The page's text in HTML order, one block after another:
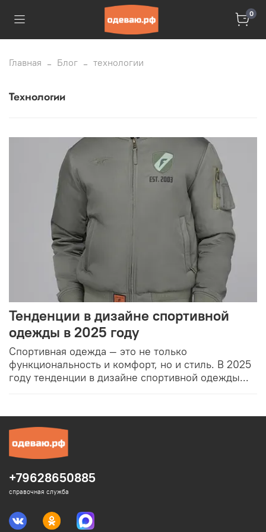
0
Главная Блог технологии
технологии
Тенденции в дизайне спортивной
одежды в 2025 году
Спортивная одежда — это не только
функциональность и комфорт, но и стиль. В 2025
году тенденции в дизайне спортивной одежды...
+79628650885
справочная служба